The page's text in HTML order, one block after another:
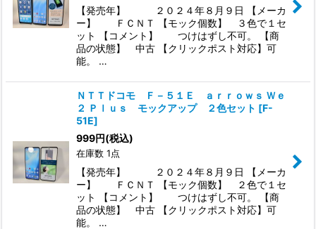
【発売年】 ２０２４年８月９日 【メーカ
ー】 ＦＣＮＴ 【モック個数】 ３色で１セ
ット 【コメント】 つけはずし不可。 【商
品の状態】 中古 【クリックポスト対応】可
能。 …
ＮＴＴドコモ Ｆ－５１Ｅ ａｒｒｏｗｓ Ｗｅ
２ Ｐｌｕｓ モックアップ ２色セット [F-
51E]
999円(税込)
在庫数 1点
【発売年】 ２０２４年８月９日 【メーカ
ー】 ＦＣＮＴ 【モック個数】 ２色で１セ
ット 【コメント】 つけはずし不可。 【商
品の状態】 中古 【クリックポスト対応】可
能。 …